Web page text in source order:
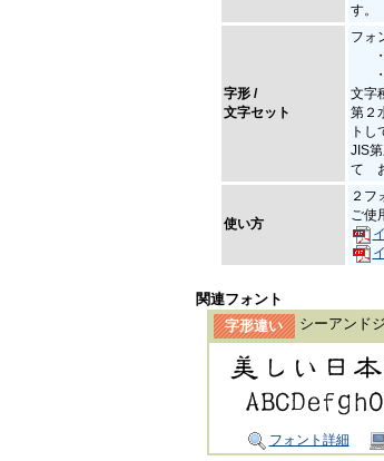
す。
字形 /
文字セット
フォ
・
・
文字
第２
トし
JIS
て お
使い方
２フ
ご使
関連フォント
字形違い
シーアンド
フォント詳細